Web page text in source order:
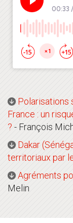
Polarisations
France : un
? - François
Dakar
territoriaux par
Agréments
Melin